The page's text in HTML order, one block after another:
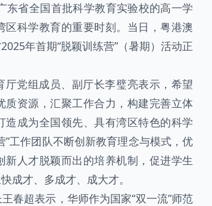
东省全国首批科学教育实验校的高一学
科学教育的重要时刻。当日，粤港澳
年首期“脱颖训练营”（暑期）活动正
党组成员、副厅长李璧亮表示，希望
资源，汇聚工作合力，构建完善立体
成为全国领先、具有湾区特色的科学
工作团队不断创新教育理念与模式，优
人才脱颖而出的培养机制，促进学生
成才、多成才、成大才。
春超表示，华师作为国家“双一流”师范